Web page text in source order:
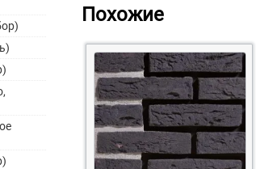
Похожие